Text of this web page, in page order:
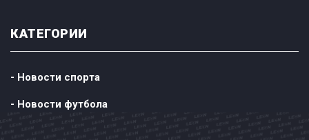
КАТЕГОРИИ
- Новости спорта
- Новости футбола